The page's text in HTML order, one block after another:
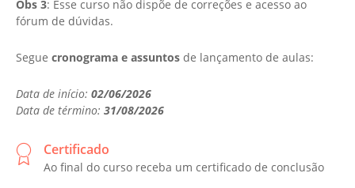
Obs 3: Esse curso não dispõe de correções e acesso ao
fórum de dúvidas.
Segue cronograma e assuntos de lançamento de aulas:
Data de início: 02/06/2026
Data de término: 31/08/2026
Certificado
Ao final do curso receba um certificado de conclusão